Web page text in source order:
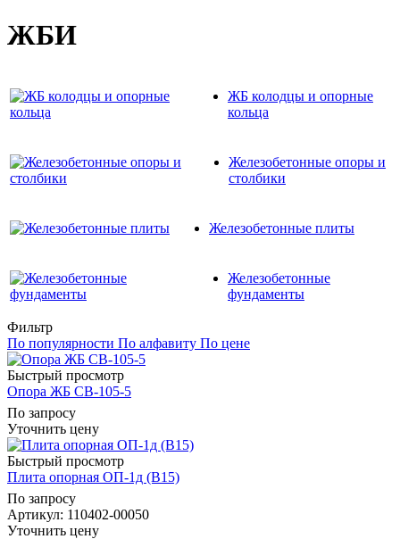
ЖБИ
ЖБ колодцы и опорные
кольца
Железобетонные опоры и
столбики
Железобетонные плиты
Железобетонные
фундаменты
Фильтр
По популярности По алфавиту По цене
Быстрый просмотр
Опора ЖБ СВ-105-5
По запросу
Уточнить цену
Быстрый просмотр
Плита опорная ОП-1д (В15)
По запросу
Артикул: 110402-00050
Уточнить цену